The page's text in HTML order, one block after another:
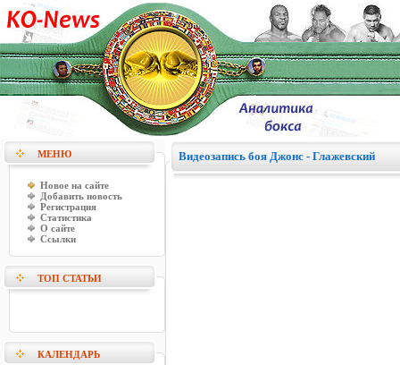
МЕНЮ
Новое на сайте
Добавить новость
Регистрация
Статистика
О сайте
Ссылки
ТОП СТАТЬИ
КАЛЕНДАРЬ
Видеозапись боя Джонс - Глажевский